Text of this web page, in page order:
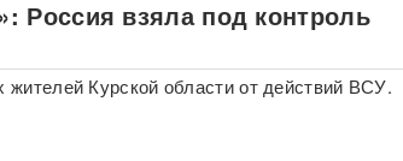
Россия взяла под контроль
Курской области от действий ВСУ.